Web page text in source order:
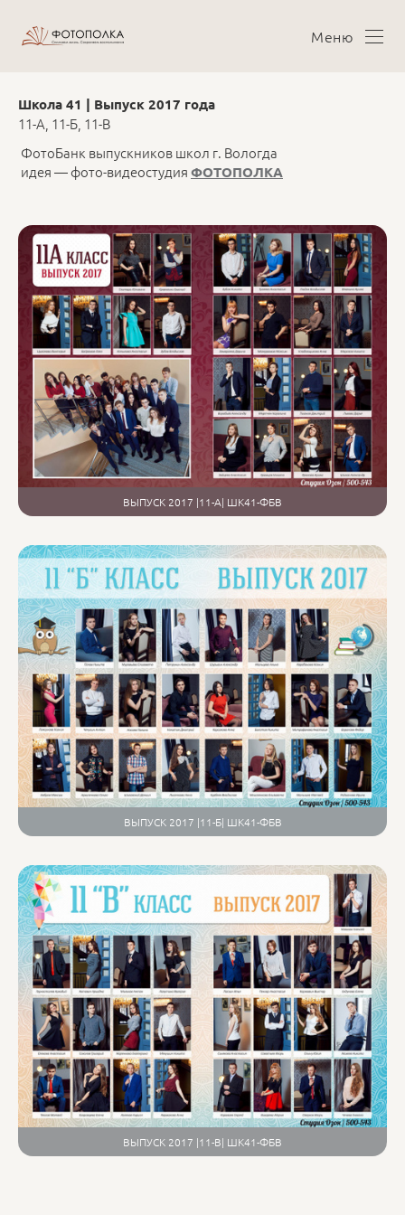
Меню
Школа 41 | Выпуск 2017 года
11-А, 11-Б, 11-В
ФотоБанк выпускников школ г. Вологда
идея — фото-видеостудия ФОТОПОЛКА
ВЫПУСК 2017 |11-А| ШК41-ФБВ
ВЫПУСК 2017 |11-Б| ШК41-ФБВ
ВЫПУСК 2017 |11-В| ШК41-ФБВ